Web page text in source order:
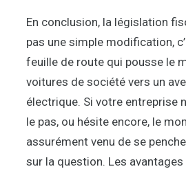
En conclusion, la législation
pas une simple modification,
feuille de route qui pousse le
voitures de société vers un
électrique. Si votre entreprise
le pas, ou hésite encore, le
assurément venu de se
sur la question. Les